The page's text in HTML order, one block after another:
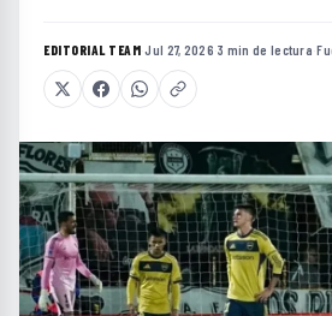
EDITORIAL TEAM·Jul 27, 2026·3 min de lectura·